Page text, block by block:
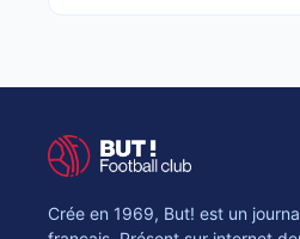
Crée en 1969, But! est un